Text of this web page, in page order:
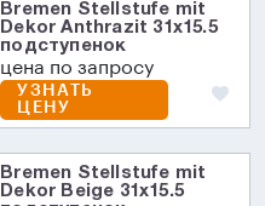
Bremen Stellstufe mit
Dekor Anthrazit 31х15.5
подступенок
цена по запросу
УЗНАТЬ
ЦЕНУ
Bremen Stellstufe mit
Dekor Beige 31х15.5